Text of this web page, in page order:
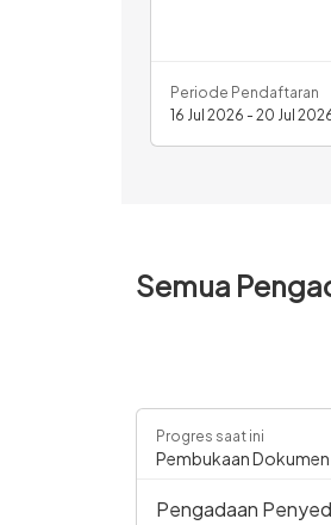
Periode Pendaftaran
16 Jul 2026 - 20 Jul
Semua
Progres saat ini
Pembukaan
Pengadaan